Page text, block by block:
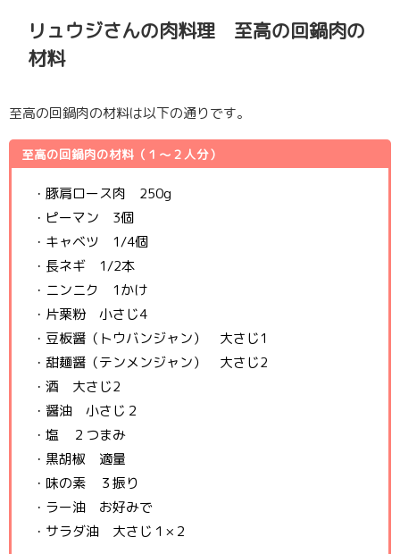
リュウジさんの肉料理 至高の回鍋肉の
材料
至高の回鍋肉の材料は以下の通りです。
至高の回鍋肉の材料（１〜２人分）
・豚肩ロース肉 250g
・ピーマン 3個
・キャベツ 1/4個
・長ネギ 1/2本
・ニンニク 1かけ
・片栗粉 小さじ4
・豆板醤（トウバンジャン） 大さじ1
・甜麺醤（テンメンジャン） 大さじ2
・酒 大さじ2
・醤油 小さじ２
・塩 ２つまみ
・黒胡椒 適量
・味の素 ３振り
・ラー油 お好みで
・サラダ油 大さじ１×２